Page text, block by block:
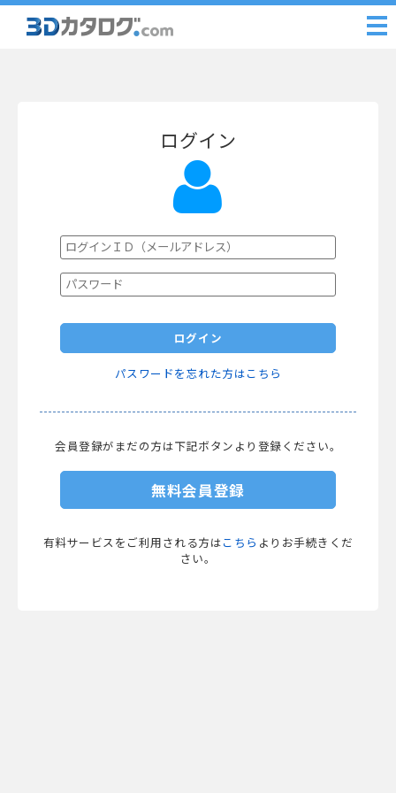
ログイン
ログイン
パスワードを忘れた方はこちら
会員登録がまだの方は下記ボタンより登録ください。
無料会員登録
有料サービスをご利用される方は こちら よりお手続きくだ
さい。